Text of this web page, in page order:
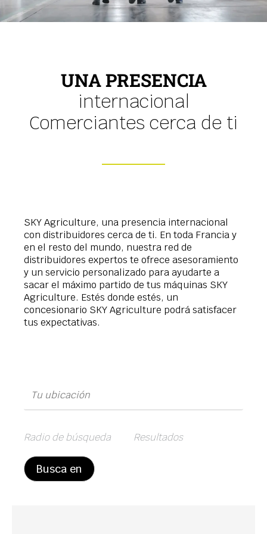
UNA PRESENCIA
internacional
Comerciantes cerca de ti
SKY Agriculture, una presencia internacional
con distribuidores cerca de ti. En toda Francia y
en el resto del mundo, nuestra red de
distribuidores expertos te ofrece asesoramiento
y un servicio personalizado para ayudarte a
sacar el máximo partido de tus máquinas SKY
Agriculture. Estés donde estés, un
concesionario SKY Agriculture podrá satisfacer
tus expectativas.
Radio de búsqueda Resultados